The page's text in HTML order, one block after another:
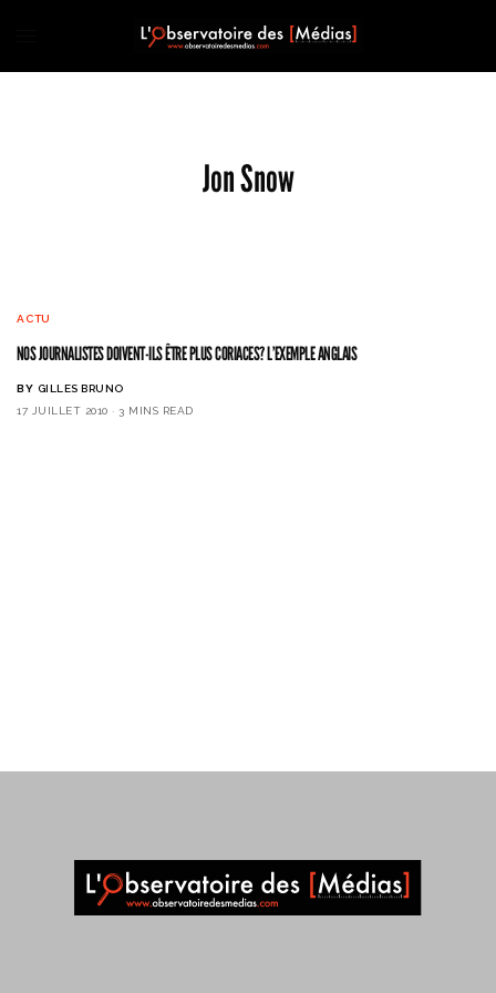
Jon Snow
ACTU
NOS JOURNALISTES DOIVENT-ILS ÊTRE PLUS CORIACES? L’EXEMPLE ANGLAIS
BY GILLES BRUNO
17 JUILLET 2010
3 MINS READ